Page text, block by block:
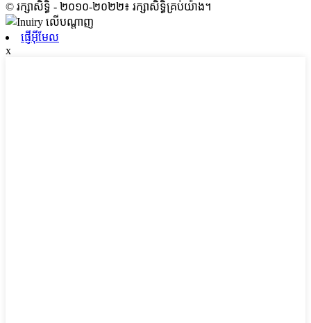
© រក្សាសិទ្ធិ - ២០១០-២០២២៖ រក្សាសិទ្ធិគ្រប់យ៉ាង។
ផ្ញើអ៊ីមែល
x